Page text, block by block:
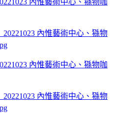
內惟藝術中心、猻物咖